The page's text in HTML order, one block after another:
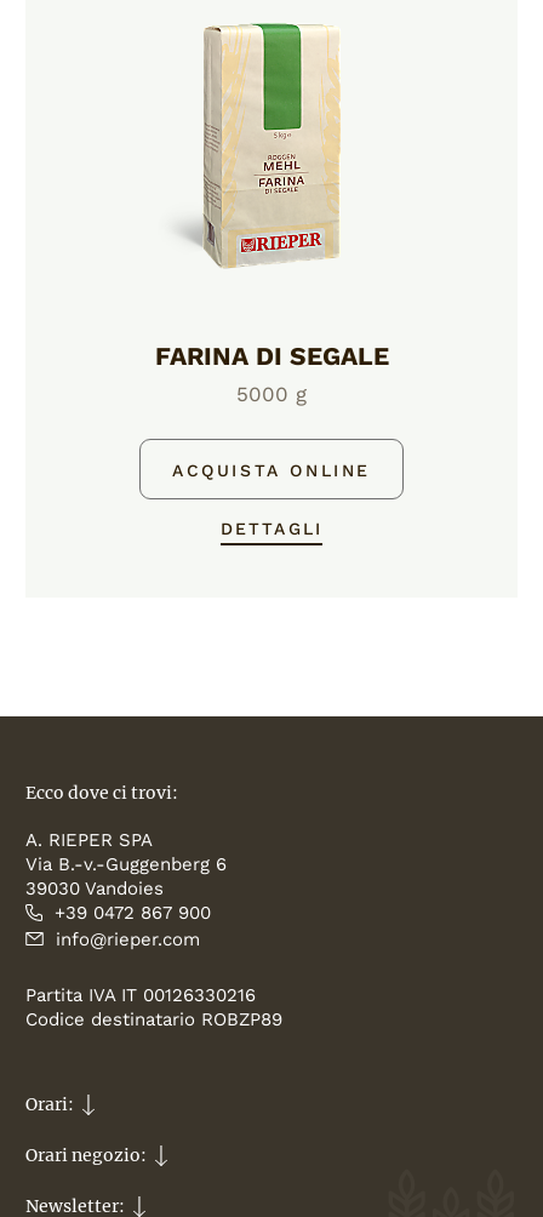
FARINA DI SEGALE
5000 g
ACQUISTA ONLINE
DETTAGLI
Ecco dove ci trovi:
A. RIEPER SPA
Via B.-v.-Guggenberg 6
39030 Vandoies
+39 0472 867 900
info@rieper.com
Partita IVA IT 00126330216
Codice destinatario ROBZP89
Orari:
Orari negozio:
Newsletter: